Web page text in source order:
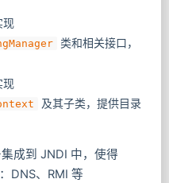
现
类和相关接口，
现
及其子类，提供目录
成到 JNDI 中，使得
DNS、RMI 等